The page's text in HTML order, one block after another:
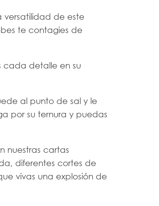
versatilidad de este
te contagies de
cada detalle en su
al punto de sal y le
por su ternura y puedas
nuestras cartas
diferentes cortes de
vivas una explosión de